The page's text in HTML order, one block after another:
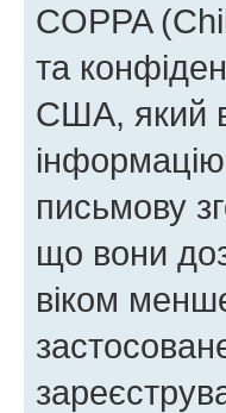
COPPA
та
США, який
письмову
що вони
віком